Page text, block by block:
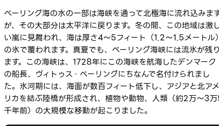
ベーリング海の水の一部は海峡を通って北極海に流れ込みま
が、その大部分は太平洋に戻ります。冬の間、この地域は激
い嵐に見舞われ、海は厚さ4～5フィート（1.2～1.5メートル
の氷で覆われます。真夏でも、ベーリング海峡には流氷が残
ます。この海峡は、1728年にこの海峡を航海したデンマーク
の船長、ヴィトゥス・ベーリングにちなんで名付けられまし
た。氷河期には、海面が数百フィート低下し、アジアと北アメ
リカを結ぶ陸橋が形成され、植物や動物、人類（約2万～3
千年前）の大規模な移動が起こりました。